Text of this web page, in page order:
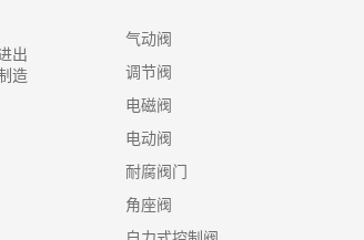
出
造
气动阀
调节阀
电磁阀
电动阀
耐腐阀门
角座阀